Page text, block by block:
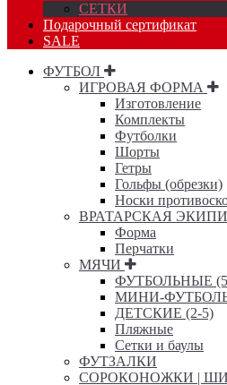
СЕТКИ
Подарочный сертификат
SALE
ФУТБОЛ
ИГРОВАЯ ФОРМА
Изготовление
Комплекты
Футболки
Шорты
Гетры
Гольфы (обрезки)
Носки
ВРАТАРСКАЯ
Форма
Перчатки
МЯЧИ
ФУТБОЛЬНЫЕ
МИНИ-
ДЕТСКИЕ (2-5)
Пляжные
Сетки и баулы
ФУТЗАЛКИ
СОРОКОНОЖКИ |